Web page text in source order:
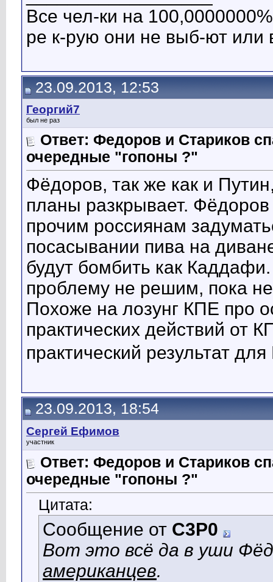
Все чел-ки на
ре к-рую они не выб-ют или
23.09.2013, 12:53
Георгий7
был не раз
Ответ: Федоров и Стариков
очередные "гопоны ?"
Фёдоров, так же как и
планы разкрывает.
прочим россиянам
посасывании пива на
будут бомбить как
проблему не решим, пока
Похоже на лозунг КПЕ про
практических действий от
практический результат
23.09.2013, 18:54
Сергей Ефимов
участник
Ответ: Федоров и Стариков
очередные "гопоны ?"
Цитата:
Сообщение от C3P0
Вот это всё да в уши
американцев.